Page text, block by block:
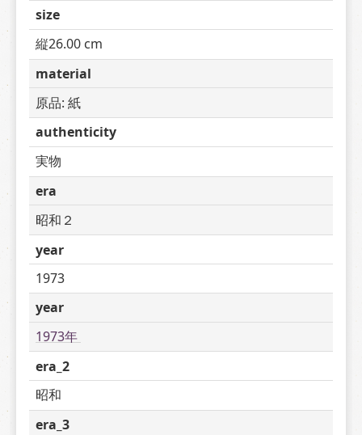
size
縦26.00 cm
material
原品: 紙
authenticity
実物
era
昭和２
year
1973
year
1973年
era_2
昭和
era_3